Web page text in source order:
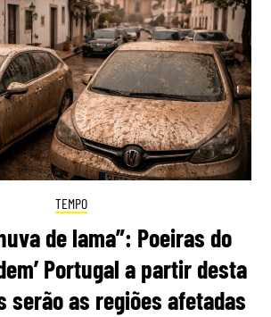
TEMPO
de lama”: Poeiras do
Portugal a partir desta
serão as regiões afetadas